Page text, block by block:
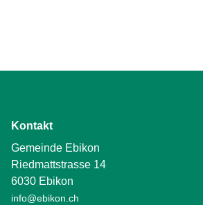
Kontakt
Gemeinde Ebikon
Riedmattstrasse 14
6030 Ebikon
info@ebikon.ch